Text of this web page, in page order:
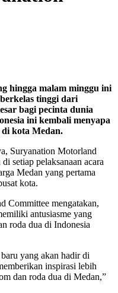
hingga malam minggu ini
tinggi dari
bagi pecinta dunia
ini kembali menyapa
kota Medan.
Suryanation Motorland
setiap pelaksanaan acara
Medan yang pertama
kota.
Committee mengatakan,
antusiasme yang
roda dua di Indonesia
yang akan hadir di
inspirasi lebih
dan roda dua di Medan,”